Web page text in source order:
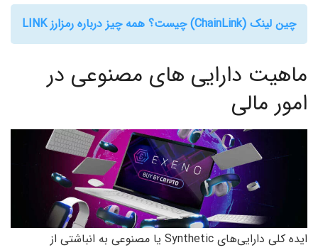
چین لینک (ChainLink) چیست؟ همه چیز درباره رمزارز LINK
ماهیت دارایی های مصنوعی در
امور مالی
ایده کلی دارایی‌های Synthetic یا مصنوعی به انباشتی از